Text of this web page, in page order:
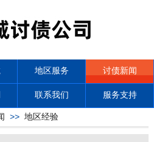
地区服务 讨债新闻
联系我们 服务支持
>> 地区经验